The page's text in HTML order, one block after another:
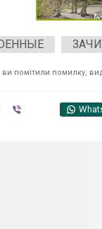
помітили помилку,